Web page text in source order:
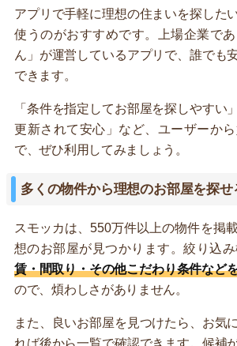
アプリで手軽に理想の住まいを探した
使うのがおすすめです。上場企業で
ん」が運営しているアプリで、誰でも
できます。
「条件を指定してお部屋を探しやすい
更新されて安心」など、ユーザーか
で、ぜひ利用してみましょう。
多くの物件から理想のお部屋を探せ
スモッカは、550万件以上の物件を掲
想のお部屋が見つかります。絞り込
賃・間取り・その他こだわり条件など
ので、煩わしさがありません。
また、良いお部屋を見つけたら、お気